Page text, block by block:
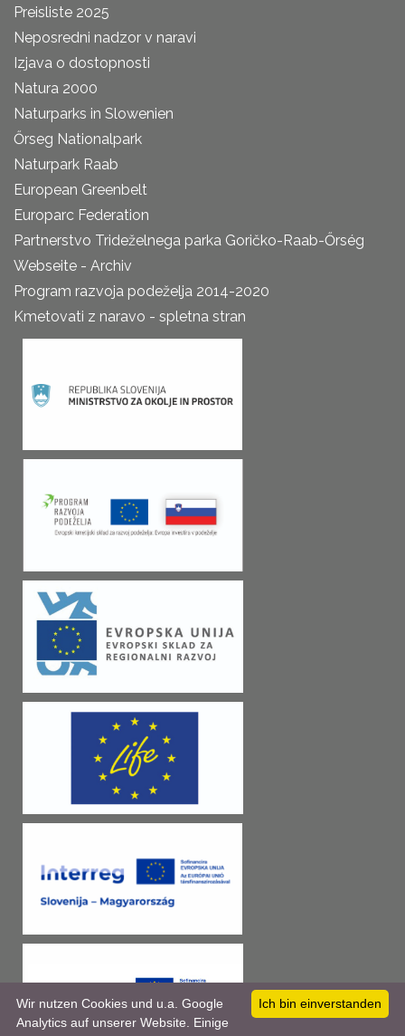
Preisliste 2025
Neposredni nadzor v naravi
Izjava o dostopnosti
Natura 2000
Naturparks in Slowenien
Őrseg Nationalpark
Naturpark Raab
European Greenbelt
Europarc Federation
Partnerstvo Trideželnega parka Goričko-Raab-Őrség
Webseite - Archiv
Program razvoja podeželja 2014-2020
Kmetovati z naravo - spletna stran
Ich bin einverstanden
Wir nutzen Cookies und u.a. Google
Analytics auf unserer Website. Einige